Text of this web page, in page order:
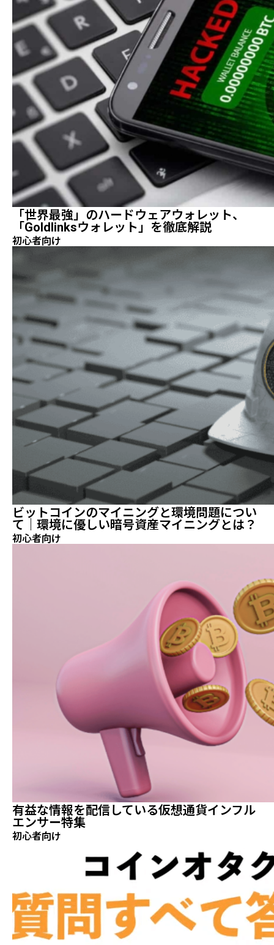
「世界最強」のハードウェアウォレット、
「Goldlinksウォレット」を徹底解説
初心者向け
ビットコインのマイニングと環境問題につい
て｜環境に優しい暗号資産マイニングとは？
初心者向け
有益な情報を配信している仮想通貨インフル
エンサー特集
初心者向け